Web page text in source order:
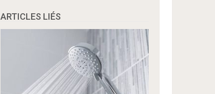
ARTICLES LIÉS